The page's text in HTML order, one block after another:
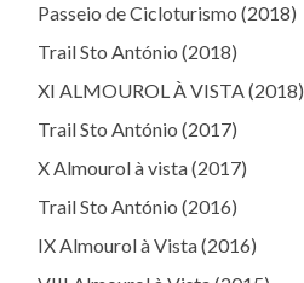
Passeio de Cicloturismo (2018)
Trail Sto António (2018)
XI ALMOUROL À VISTA (2018)
Trail Sto António (2017)
X Almourol à vista (2017)
Trail Sto António (2016)
IX Almourol à Vista (2016)